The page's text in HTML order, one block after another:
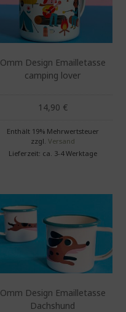
Omm Design Emailletasse
camping lover
14,90 €
Enthält 19% Mehrwertsteuer
zzgl. Versand
Lieferzeit: ca. 3-4 Werktage
Omm Design Emailletasse
Dachshund